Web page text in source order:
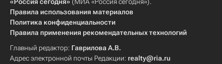
Правила использования материалов
Политика конфиденциальности
Правила применения рекомендательных технологий
Главный редактор: Гаврилова А.В.
Адрес электронной почты Редакции: realty@ria.ru